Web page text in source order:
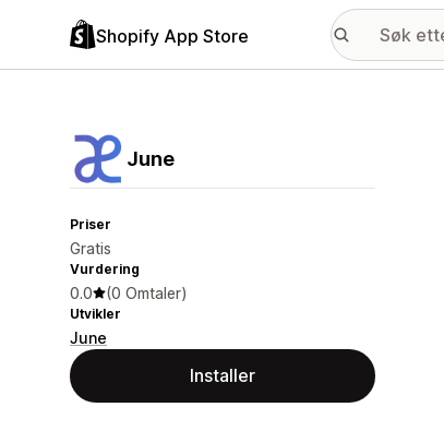
Shopify App Store
June
Priser
Gratis
Vurdering
0.0 (0 Omtaler)
Utvikler
June
Installer